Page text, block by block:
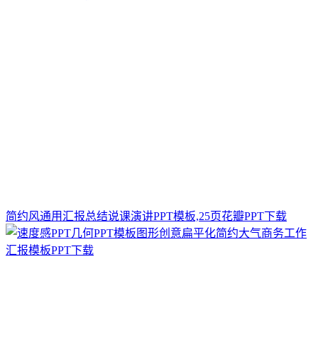
简约风通用汇报总结说课演讲PPT模板,25页花瓣PPT下载